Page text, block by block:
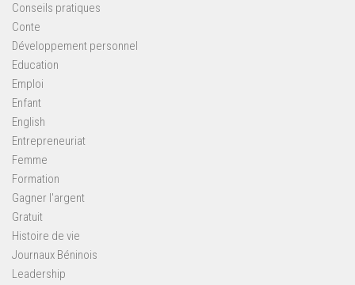
Conseils pratiques
Conte
Développement personnel
Education
Emploi
Enfant
English
Entrepreneuriat
Femme
Formation
Gagner l'argent
Gratuit
Histoire de vie
Journaux Béninois
Leadership